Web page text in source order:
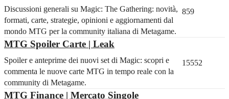
Discussioni generali su Magic: The Gathering: novità,
formati, carte, strategie, opinioni e aggiornamenti dal
mondo MTG per la community italiana di Metagame.
859
MTG Spoiler Carte | Leak
Spoiler e anteprime dei nuovi set di Magic: scopri e
commenta le nuove carte MTG in tempo reale con la
community di Metagame.
15552
MTG Finance | Mercato Singole